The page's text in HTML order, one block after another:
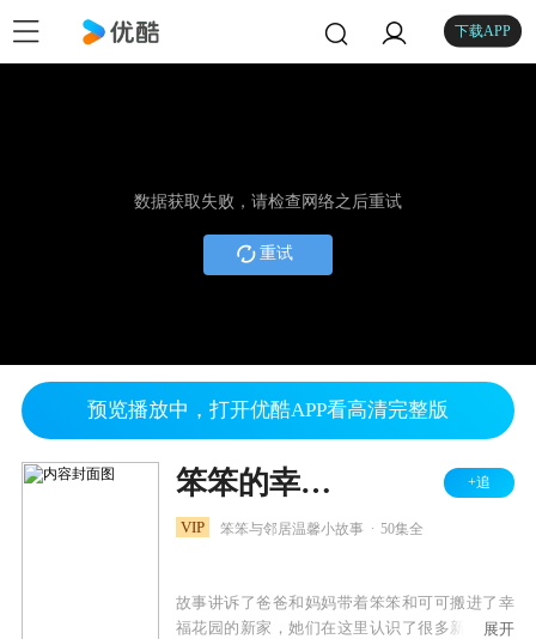
下载APP
数据获取失败，请检查网络之后重试
重试
预览播放中，打开优酷APP看高清完整版
笨笨的幸福生活之幸福花园 +追
VIP 笨笨与邻居温馨小故事 50集全
故事讲诉了爸爸和妈妈带着笨笨和可可搬进了幸
福花园的新家，她们在这里认识了很多新朋友，
展开